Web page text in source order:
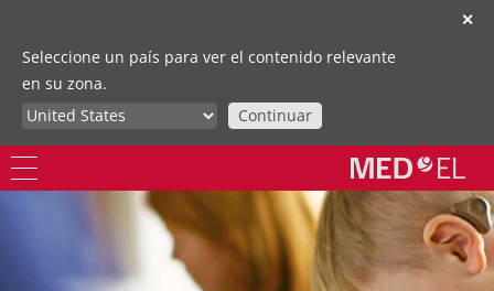
✕
Seleccione un país para ver el contenido relevante
en su zona.
Continuar